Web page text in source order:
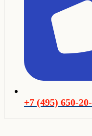
+7 (495) 650-